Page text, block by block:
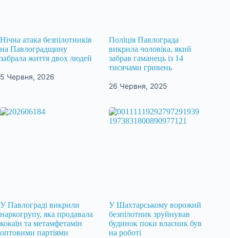
Нічна атака безпілотників
на Павлоградщину
забрала життя двох людей
5 Червня, 2026
Поліція Павлограда
викрила чоловіка, який
забрав гаманець із 14
тисячами гривень
26 Червня, 2025
У Павлограді викрили
наркогрупу, яка продавала
кокаїн та метамфетамін
оптовими партіями
У Шахтарському ворожий
безпілотник зруйнував
будинок поки власник був
на роботі